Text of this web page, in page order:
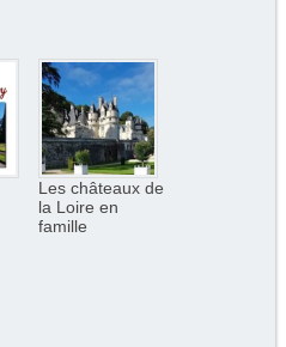
Les châteaux de
la Loire en
famille